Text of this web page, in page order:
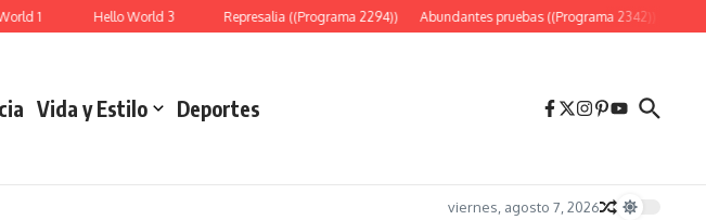
1 Hello World 3 Represalia ((Programa 2294)) Abundantes pruebas ((Programa 2342))
Vida y Estilo Deportes
viernes, agosto 7, 2026